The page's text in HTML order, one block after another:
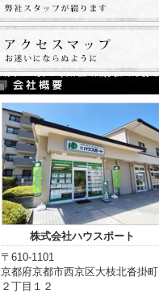
株式会社ハウスポート
〒610-1101
京都府京都市西京区大枝北沓掛町
２丁目１２